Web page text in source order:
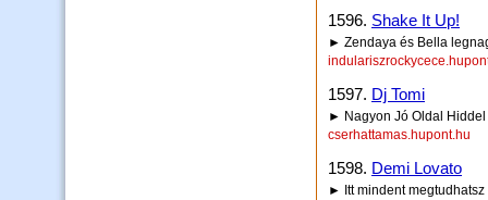
1596. Shake It Up!
► Zendaya és Bella
1597. Dj Tomi
► Nagyon Jó Oldal Hiddel
cserhattamas.hupont.hu
1598. Demi Lovato
► Itt mindent